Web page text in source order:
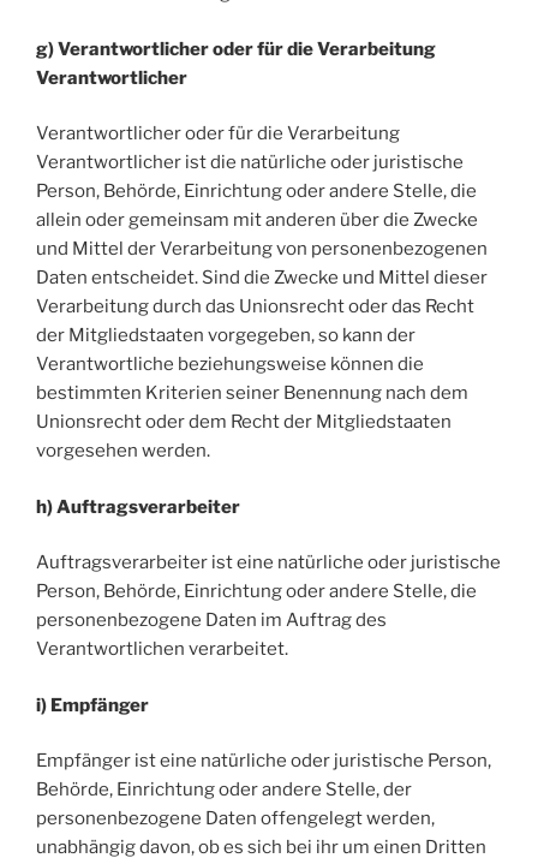
g) Verantwortlicher oder für die Verarbeitung
Verantwortlicher
Verantwortlicher oder für die Verarbeitung
Verantwortlicher ist die natürliche oder juristische
Person, Behörde, Einrichtung oder andere Stelle, die
allein oder gemeinsam mit anderen über die Zwecke
und Mittel der Verarbeitung von personenbezogenen
Daten entscheidet. Sind die Zwecke und Mittel dieser
Verarbeitung durch das Unionsrecht oder das Recht
der Mitgliedstaaten vorgegeben, so kann der
Verantwortliche beziehungsweise können die
bestimmten Kriterien seiner Benennung nach dem
Unionsrecht oder dem Recht der Mitgliedstaaten
vorgesehen werden.
h) Auftragsverarbeiter
Auftragsverarbeiter ist eine natürliche oder juristische
Person, Behörde, Einrichtung oder andere Stelle, die
personenbezogene Daten im Auftrag des
Verantwortlichen verarbeitet.
i) Empfänger
Empfänger ist eine natürliche oder juristische Person,
Behörde, Einrichtung oder andere Stelle, der
personenbezogene Daten offengelegt werden,
unabhängig davon, ob es sich bei ihr um einen Dritten